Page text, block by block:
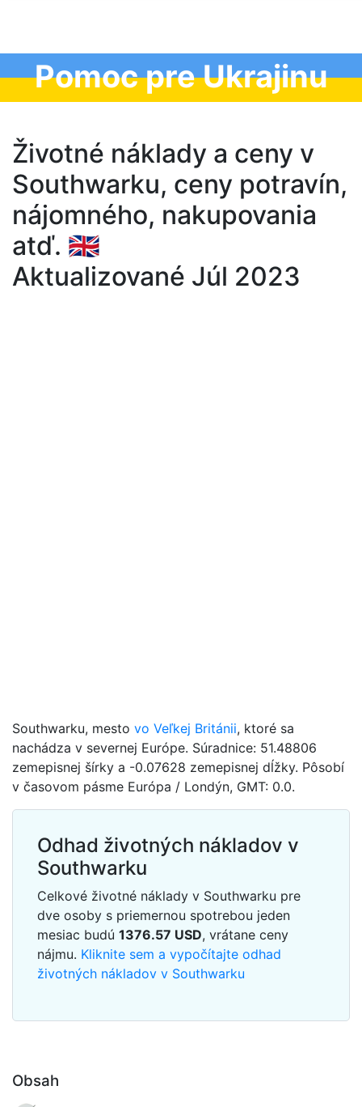
Pomoc pre Ukrajinu
Životné náklady a ceny v
Southwarku, ceny potravín,
nájomného, nakupovania
atď. 🇬🇧
Aktualizované Júl 2023
Obsah
Southwarku, mesto vo Veľkej Británii, ktoré sa
nachádza v severnej Európe. Súradnice: 51.48806
zemepisnej šírky a -0.07628 zemepisnej dĺžky. Pôsobí
v časovom pásme Európa / Londýn, GMT: 0.0.
Odhad životných nákladov v
Southwarku
Celkové životné náklady v Southwarku pre
dve osoby s priemernou spotrebou jeden
mesiac budú 1376.57 USD, vrátane ceny
nájmu. Kliknite sem a vypočítajte odhad
životných nákladov v Southwarku